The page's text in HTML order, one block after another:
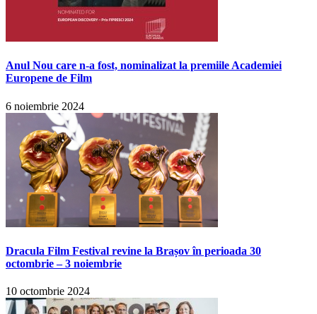
Anul Nou care n-a fost, nominalizat la premiile Academiei
Europene de Film
6 noiembrie 2024
Dracula Film Festival revine la Brașov în perioada 30
octombrie – 3 noiembrie
10 octombrie 2024